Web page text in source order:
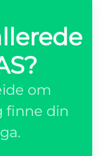
om
finne din